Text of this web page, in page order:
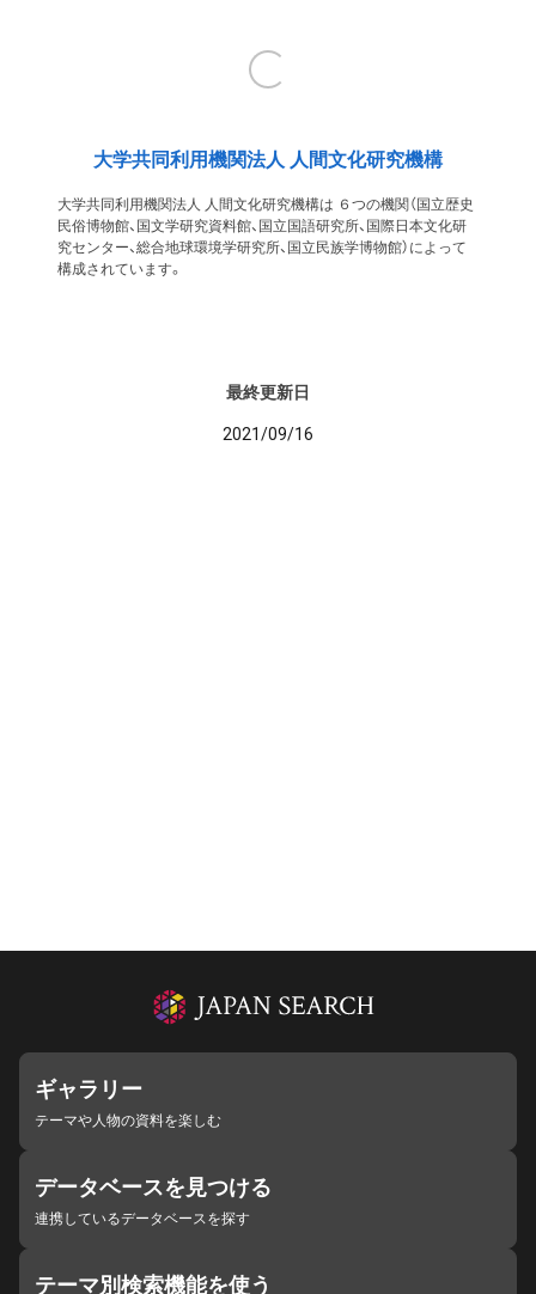
大学共同利用機関法人 人間文化研究機構
大学共同利用機関法人 人間文化研究機構は ６つの機関（国立歴史
民俗博物館、国文学研究資料館、国立国語研究所、国際日本文化研
究センター、総合地球環境学研究所、国立民族学博物館）によって
構成されています。
最終更新日
2021/09/16
ギャラリー
テーマや人物の資料を楽しむ
データベースを見つける
連携しているデータベースを探す
テーマ別検索機能を使う